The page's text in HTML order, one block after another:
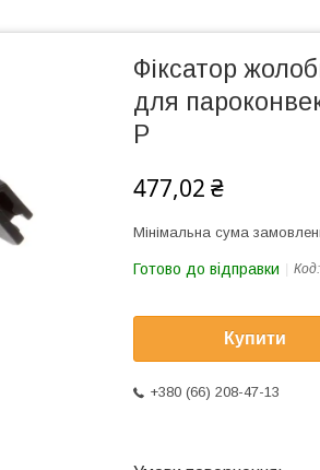
Фіксатор
для
P
477,02 ₴
Мінімальна сума
Готово до відправки Код:
Купити
+380 (66) 208-47-13